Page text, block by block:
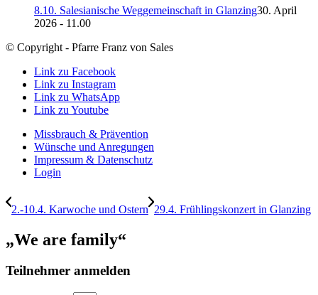
8.10. Salesianische Weggemeinschaft in Glanzing30. April
2026 - 11.00
© Copyright - Pfarre Franz von Sales
Link zu Facebook
Link zu Instagram
Link zu WhatsApp
Link zu Youtube
Missbrauch & Prävention
Wünsche und Anregungen
Impressum & Datenschutz
Login
2.-10.4. Karwoche und Ostern 29.4. Frühlingskonzert in Glanzing
„We are family“
Teilnehmer anmelden